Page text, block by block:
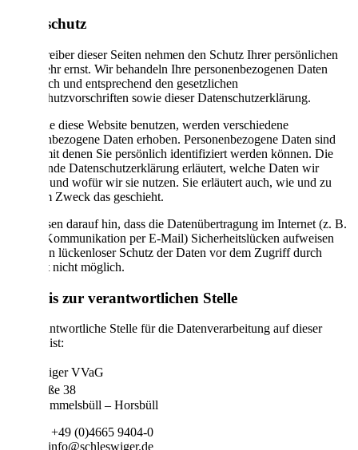
Datenschutz
Die Betreiber dieser Seiten nehmen den Schutz Ihrer persönlichen
Daten sehr ernst. Wir behandeln Ihre personenbezogenen Daten
vertraulich und entsprechend den gesetzlichen
Datenschutzvorschriften sowie dieser Datenschutzerklärung.
Wenn Sie diese Website benutzen, werden verschiedene
personenbezogene Daten erhoben. Personenbezogene Daten sind
Daten, mit denen Sie persönlich identifiziert werden können. Die
vorliegende Datenschutzerklärung erläutert, welche Daten wir
erheben und wofür wir sie nutzen. Sie erläutert auch, wie und zu
welchem Zweck das geschieht.
Wir weisen darauf hin, dass die Datenübertragung im Internet (z. B.
bei der Kommunikation per E-Mail) Sicherheitslücken aufweisen
kann. Ein lückenloser Schutz der Daten vor dem Zugriff durch
Dritte ist nicht möglich.
Hinweis zur verantwortlichen Stelle
Die verantwortliche Stelle für die Datenverarbeitung auf dieser
Website ist:
Schleswiger VVaG
Dorfstraße 38
25924 Emmelsbüll – Horsbüll
Telefon: +49 (0)4665 9404-0
E-Mail: info@schleswiger.de